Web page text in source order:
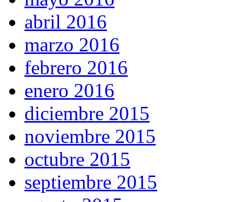
abril 2016
marzo 2016
febrero 2016
enero 2016
diciembre 2015
noviembre 2015
octubre 2015
septiembre 2015